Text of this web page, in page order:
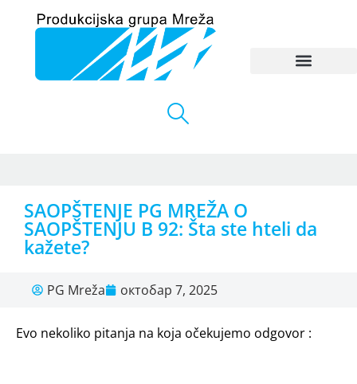
SAOPŠTENJE PG MREŽA O
SAOPŠTENJU B 92: Šta ste hteli da
kažete?
PG Mreža октобар 7, 2025
Evo nekoliko pitanja na koja očekujemo odgovor :